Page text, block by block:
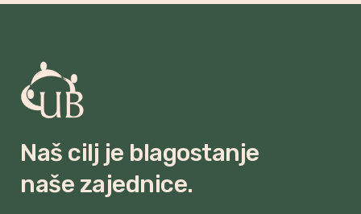
Naš cilj je blagostanje
naše zajednice.